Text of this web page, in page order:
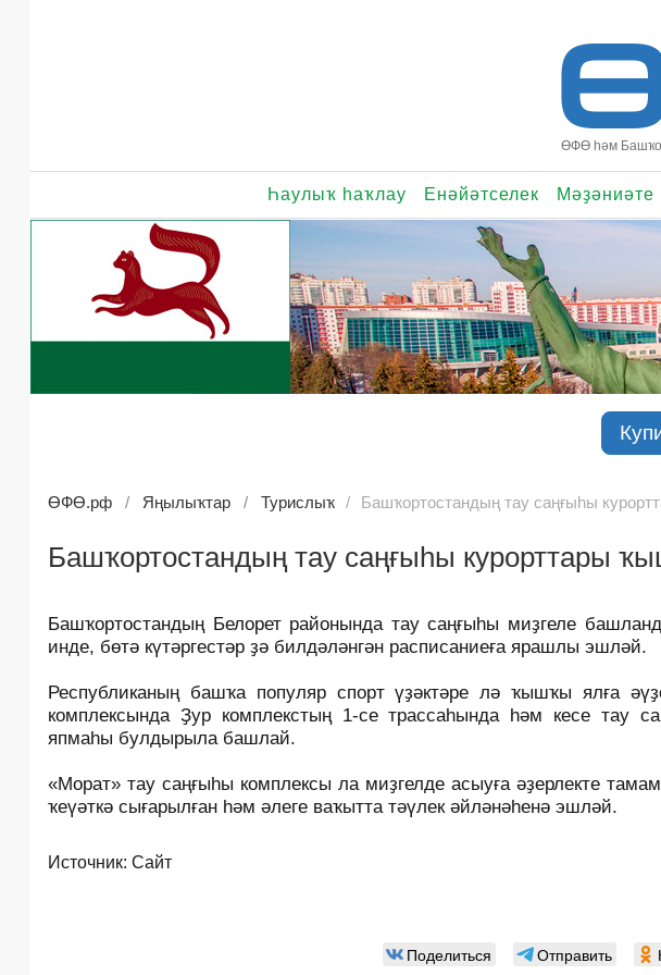
ӨФӨ һәм
Һаулыҡ һаҡлау Енәйәтселек Мәҙәниәте
ӨФӨ.рф Яңылыҡтар Турислыҡ Башҡортостандың тау саңғыһы
Башҡортостандың тау саңғыһы курорттары
Башҡортостандың Белорет районында тау саңғыһы миҙгеле
инде, бөтә күтәргестәр ҙә билдәләнгән расписаниеға ярашлы эшләй.
Республиканың башҡа популяр спорт үҙәктәре лә ҡышҡы ялға
комплексында Ҙур комплекстың 1-се трассаһында һәм кесе тау
япмаһы булдырыла башлай.
«Морат» тау саңғыһы комплексы ла миҙгелде асыуға әҙерлекте
ҡеүәткә сығарылған һәм әлеге ваҡытта тәүлек әйләнәһенә эшләй.
Источник: Сайт
Поделиться Отправить